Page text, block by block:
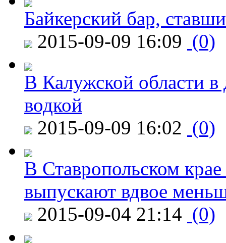
Байкерский бар,
2015-09-09 16:09 (0)
В Калужской области в
водкой
2015-09-09 16:02 (0)
В Ставропольском
выпускают вдвое
2015-09-04 21:14 (0)